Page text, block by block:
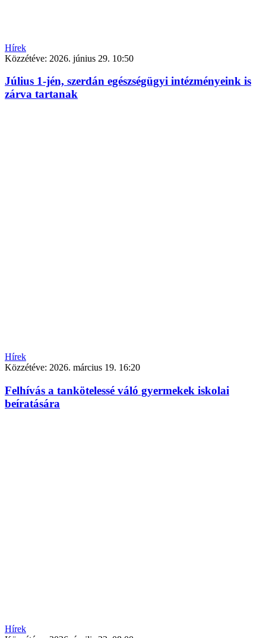
Hírek
Közzétéve: 2026. június 29. 10:50
Július 1-jén, szerdán egészségügyi intézményeink is
zárva tartanak
Hírek
Közzétéve: 2026. március 19. 16:20
Felhívás a tankötelessé váló gyermekek iskolai
beíratására
Hírek